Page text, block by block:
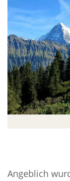
Angeblich